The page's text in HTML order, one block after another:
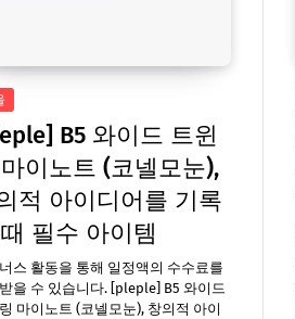
B5 와이드 트윈
이노트 (코넬모눈),
적 아이디어를 기록
필수 아이템
스 활동을 통해 일정액의 수수료를
을 수 있습니다. [pleple] B5 와이드
마이노트 (코넬모눈), 창의적 아이